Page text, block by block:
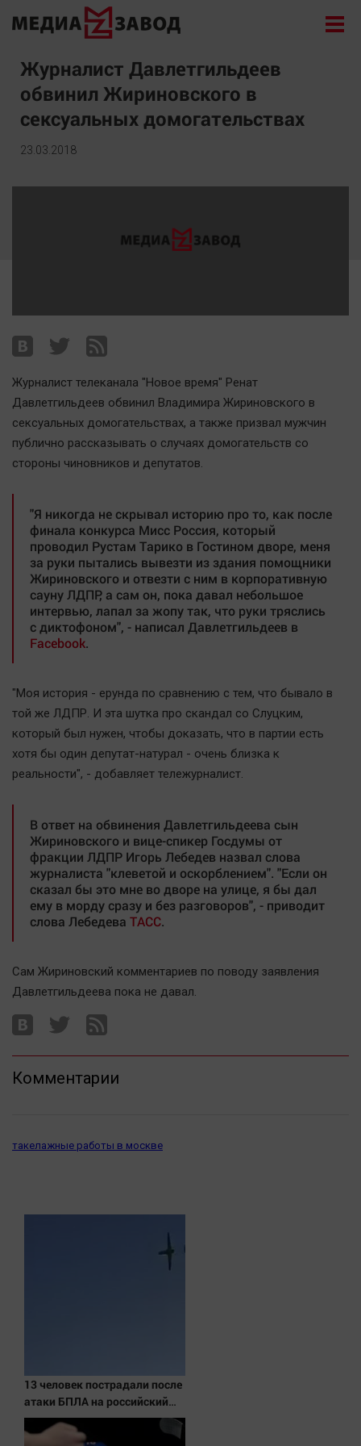
Новости
Экономика
Происшествия
Общество
Архив
Наша победа
Общество
Политика
Экономика
Происшествия
Здоровье
Культура
Курилка
Мнения
Спорт
Технологии
Отраслевые темы
Hедвижимость
Образование
Автомобили
XX век: криминальные уроки
Банки
Медиаграмотность
Медицина
Новости компаний
Спецпроект
Челябинск космический
Другие рубрики
Bookworms
Online-консультация
Конкурс
Народная журналистика
Журналист Давлетгильдеев
обвинил Жириновского в
сексуальных домогательствах
23.03.2018
Журналист телеканала "Новое время" Ренат
Давлетгильдеев обвинил Владимира Жириновского в
сексуальных домогательствах, а также призвал мужчин
публично рассказывать о случаях домогательств со
стороны чиновников и депутатов.
"Я никогда не скрывал историю про то, как после
финала конкурса Мисс Россия, который
проводил Рустам Тарико в Гостином дворе, меня
за руки пытались вывезти из здания помощники
Жириновского и отвезти с ним в корпоративную
сауну ЛДПР, а сам он, пока давал небольшое
интервью, лапал за жопу так, что руки тряслись
с диктофоном", - написал Давлетгильдеев в
Facebook.
"Моя история - ерунда по сравнению с тем, что бывало в
той же ЛДПР. И эта шутка про скандал со Слуцким,
который был нужен, чтобы доказать, что в партии есть
хотя бы один депутат-натурал - очень близка к
реальности", - добавляет тележурналист.
В ответ на обвинения Давлетгильдеева сын
Жириновского и вице-спикер Госдумы от
фракции ЛДПР Игорь Лебедев назвал слова
журналиста "клеветой и оскорблением". "Если он
сказал бы это мне во дворе на улице, я бы дал
ему в морду сразу и без разговоров", - приводит
слова Лебедева ТАСС.
Сам Жириновский комментариев по поводу заявления
Давлетгильдеева пока не давал.
Комментарии
такелажные работы в москве
13 человек пострадали после
атаки БПЛА на российский
город